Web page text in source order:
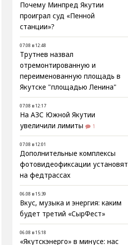
Почему Минпред Якутии
проиграл суд «Пенной
станции»?
07.08 в 12:48
Трутнев назвал
отремонтированную и
переименованную площадь в
Якутске "площадью Ленина"
07.08 в 12:17
На АЗС Южной Якутии
увеличили лимиты
1
07.08 в 12:01
Дополнительные комплексы
фотовидеофиксации установят
на федтрассах
06.08 в 15:39
Вкус, музыка и энергия: каким
будет третий «СырФест»
06.08 в 15:18
«Якутскэнерго» в минусе: нас